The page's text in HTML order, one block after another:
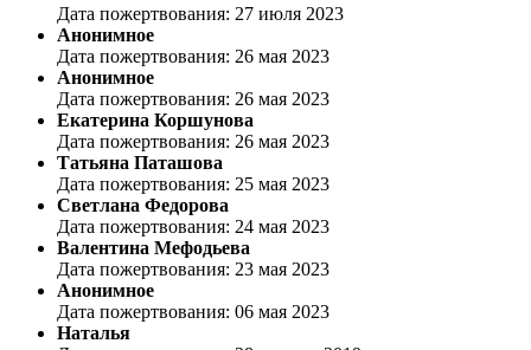
Дата пожертвования: 27 июля 2023
Анонимное
Дата пожертвования: 26 мая 2023
Анонимное
Дата пожертвования: 26 мая 2023
Екатерина Коршунова
Дата пожертвования: 26 мая 2023
Татьяна Паташова
Дата пожертвования: 25 мая 2023
Светлана Федорова
Дата пожертвования: 24 мая 2023
Валентина Мефодьева
Дата пожертвования: 23 мая 2023
Анонимное
Дата пожертвования: 06 мая 2023
Наталья